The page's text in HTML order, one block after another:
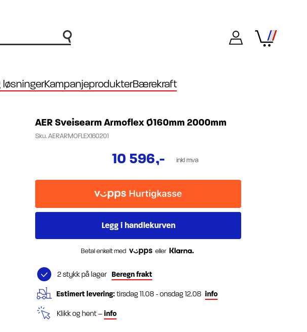
løsningerKampanjeprodukterBærekraft
AER Sveisearm Armoflex Ø160mm 2000mm
Sku. AERARMOFLEX160201
10 596,- inkl mva
Betal enkelt med eller
2 stykk på lager Beregn frakt
Estimert levering:tirsdag 11.08 - onsdag 12.08 info
Klikk og hent –info